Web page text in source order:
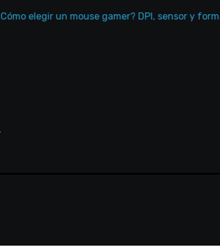
elegir un mouse gamer? DPI, sensor y forma